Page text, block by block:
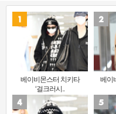
베이비몬스터 치키타
‘걸크러시..
베이